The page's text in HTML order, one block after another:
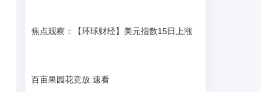
焦点观察：【环球财经】美元指数15日上涨
百亩果园花竞放 速看